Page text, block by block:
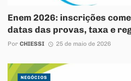
Enem 2026: inscrições
datas das provas, taxa e
Por CHIESSI 25 de maio de 2026
NEGÓCIOS